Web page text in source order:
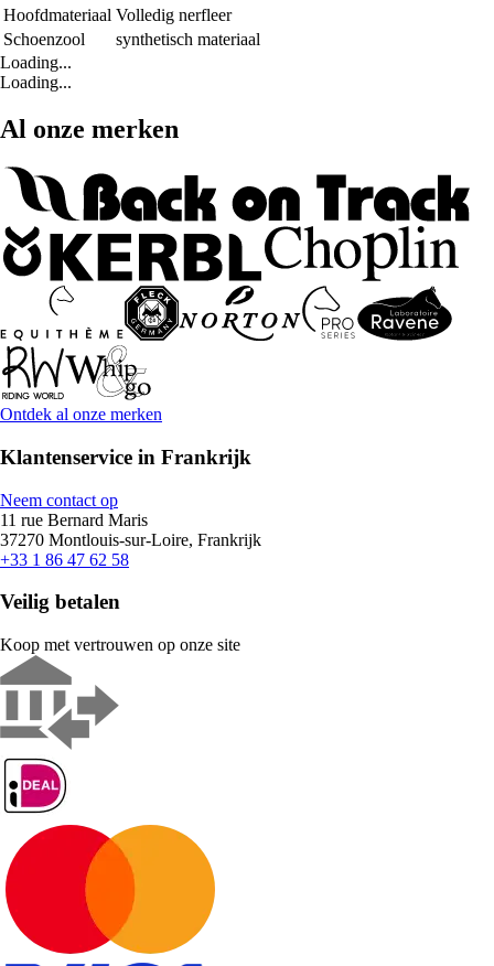
Hoofdmateriaal Volledig nerfleer
Schoenzool
synthetisch materiaal
Loading...
Loading...
Al onze merken
Ontdek al onze merken
Klantenservice in Frankrijk
Neem contact op
11 rue Bernard Maris
37270 Montlouis-sur-Loire, Frankrijk
+33 1 86 47 62 58
Veilig betalen
Koop met vertrouwen op onze site